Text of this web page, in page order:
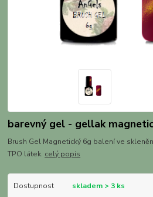
barevný gel - gellak
Brush Gel Magnetický 6g balení ve
TPO látek. celý popis
Dostupnost
skladem > 3 ks